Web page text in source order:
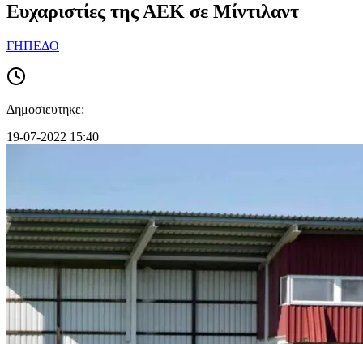
Ευχαριστίες της ΑΕΚ σε Μίντιλαντ
ΓΗΠΕΔΟ
Δημοσιευτηκε:
19-07-2022 15:40